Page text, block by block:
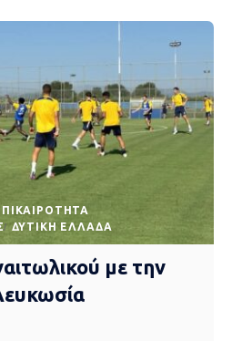
ΔΥΤΙΚΉ ΕΛΛΆΔΑ
με την